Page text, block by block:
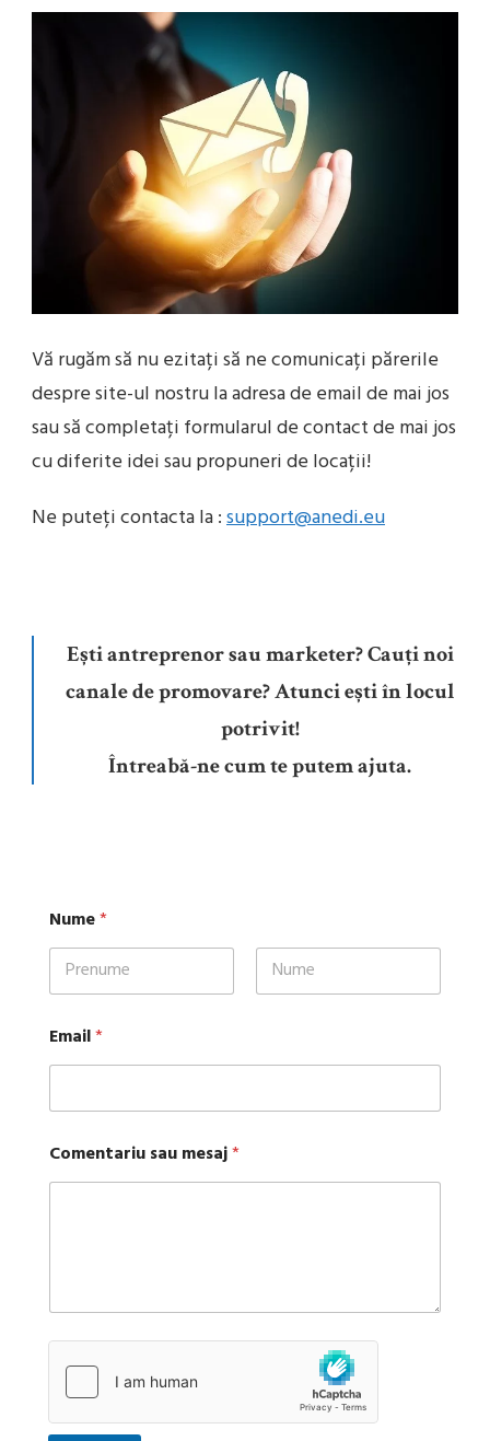
Vă rugămsă nuezitațisă necomunicați părerile
despresite-ul nostrulaadresade email de maijos
sausăcompletați formularul de contact de maijos
cu diferite ideisaupropuneri de locații!
Ne puteți contacta la :support@anedi.eu
Ești antreprenor sau marketer? Cauți noi
canale de promovare? Atunci ești în locul
potrivit!
Întreabă-ne cum te putem ajuta.
Nume*
First Last
Email*
Comentariu sau mesaj*